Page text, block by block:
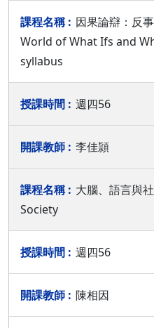
因果論辯：反
World of What Ifs and
syllabus
週四56
李佳頴
大腦、語言與
Society
週四56
陳相因